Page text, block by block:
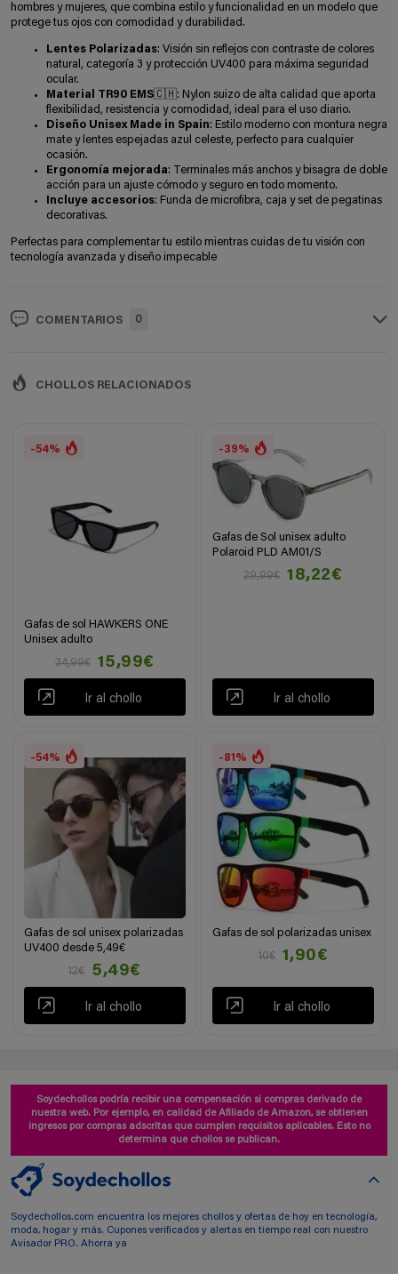
hombres y mujeres, que combina estilo y funcionalidad en un modelo que
protege tus ojos con comodidad y durabilidad.
Lentes Polarizadas: Visión sin reflejos con contraste de colores
natural, categoría 3 y protección UV400 para máxima seguridad
ocular.
Material TR90 EMS🇨🇭: Nylon suizo de alta calidad que aporta
flexibilidad, resistencia y comodidad, ideal para el uso diario.
Diseño Unisex Made in Spain: Estilo moderno con montura negra
mate y lentes espejadas azul celeste, perfecto para cualquier
ocasión.
Ergonomía mejorada: Terminales más anchos y bisagra de doble
acción para un ajuste cómodo y seguro en todo momento.
Incluye accesorios: Funda de microfibra, caja y set de pegatinas
decorativas.
Perfectas para complementar tu estilo mientras cuidas de tu visión con
tecnología avanzada y diseño impecable
COMENTARIOS 0
CHOLLOS RELACIONADOS
-54%
Gafas de sol HAWKERS ONE
Unisex adulto
34,99€
15,99€
Ir al chollo
-39%
Gafas de Sol unisex adulto
Polaroid PLD AM01/S
29,99€
18,22€
Ir al chollo
-54%
Gafas de sol unisex polarizadas
UV400 desde 5,49€
12€
5,49€
Ir al chollo
-81%
Gafas de sol polarizadas unisex
10€
1,90€
Ir al chollo
Soydechollos podría recibir una compensación si compras derivado de
nuestra web. Por ejemplo, en calidad de Afiliado de Amazon, se obtienen
ingresos por compras adscritas que cumplen requisitos aplicables. Esto no
determina que chollos se publican.
Soydechollos.com encuentra los mejores chollos y ofertas de hoy en tecnología,
moda, hogar y más. Cupones verificados y alertas en tiempo real con nuestro
Avisador PRO. Ahorra ya